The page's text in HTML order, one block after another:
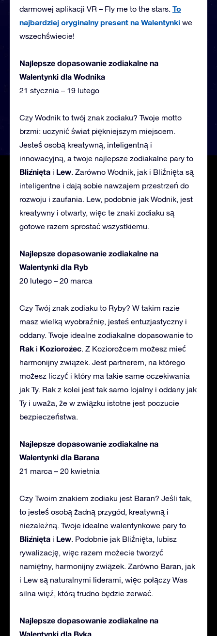
darmowej aplikacji VR – Fly me to the stars. To
najbardziej oryginalny present na Walentynki we
wszechświecie!
Najlepsze dopasowanie zodiakalne na
Walentynki dla Wodnika
21 stycznia – 19 lutego
Czy Wodnik to twój znak zodiaku? Twoje motto
brzmi: uczynić świat piękniejszym miejscem.
Jesteś osobą kreatywną, inteligentną i
innowacyjną, a twoje najlepsze zodiakalne pary to
Bliźnięta i Lew. Zarówno Wodnik, jak i Bliźnięta są
inteligentne i dają sobie nawzajem przestrzeń do
rozwoju i zaufania. Lew, podobnie jak Wodnik, jest
kreatywny i otwarty, więc te znaki zodiaku są
gotowe razem sprostać wszystkiemu.
Najlepsze dopasowanie zodiakalne na
Walentynki dla Ryb
20 lutego – 20 marca
Czy Twój znak zodiaku to Ryby? W takim razie
masz wielką wyobraźnię, jesteś entuzjastyczny i
oddany. Twoje idealne zodiakalne dopasowanie to
Rak i Koziorożec. Z Koziorożcem możesz mieć
harmonijny związek. Jest partnerem, na którego
możesz liczyć i który ma takie same oczekiwania
jak Ty. Rak z kolei jest tak samo lojalny i oddany jak
Ty i uważa, że w związku istotne jest poczucie
bezpieczeństwa.
Najlepsze dopasowanie zodiakalne na
Walentynki dla Barana
21 marca – 20 kwietnia
Czy Twoim znakiem zodiaku jest Baran? Jeśli tak,
to jesteś osobą żadną przygód, kreatywną i
niezależną. Twoje idealne walentynkowe pary to
Bliźnięta i Lew. Podobnie jak Bliźnięta, lubisz
rywalizację, więc razem możecie tworzyć
namiętny, harmonijny związek. Zarówno Baran, jak
i Lew są naturalnymi liderami, więc połączy Was
silna więź, którą trudno będzie zerwać.
Najlepsze dopasowanie zodiakalne na
Walentynki dla Byka